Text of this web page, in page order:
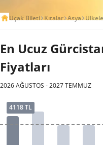
Uçak Bileti Kıtalar Asya
En Ucuz
Fiyatları
2026 AĞUSTOS - 2027 TEMMUZ